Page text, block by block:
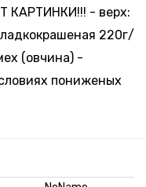
КАРТИНКИ!!! - верх:
220г/
(овчина) -
пониженых